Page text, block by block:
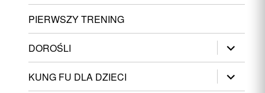
PIERWSZY TRENING
DOROŚLI rozwiń
menu
potomne
KUNG FU DLA DZIECI
rozwiń
menu